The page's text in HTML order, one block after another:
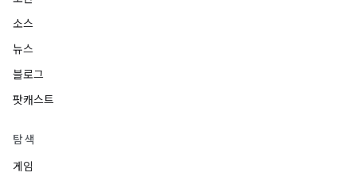
소스
뉴스
블로그
팟캐스트
탐색
게임